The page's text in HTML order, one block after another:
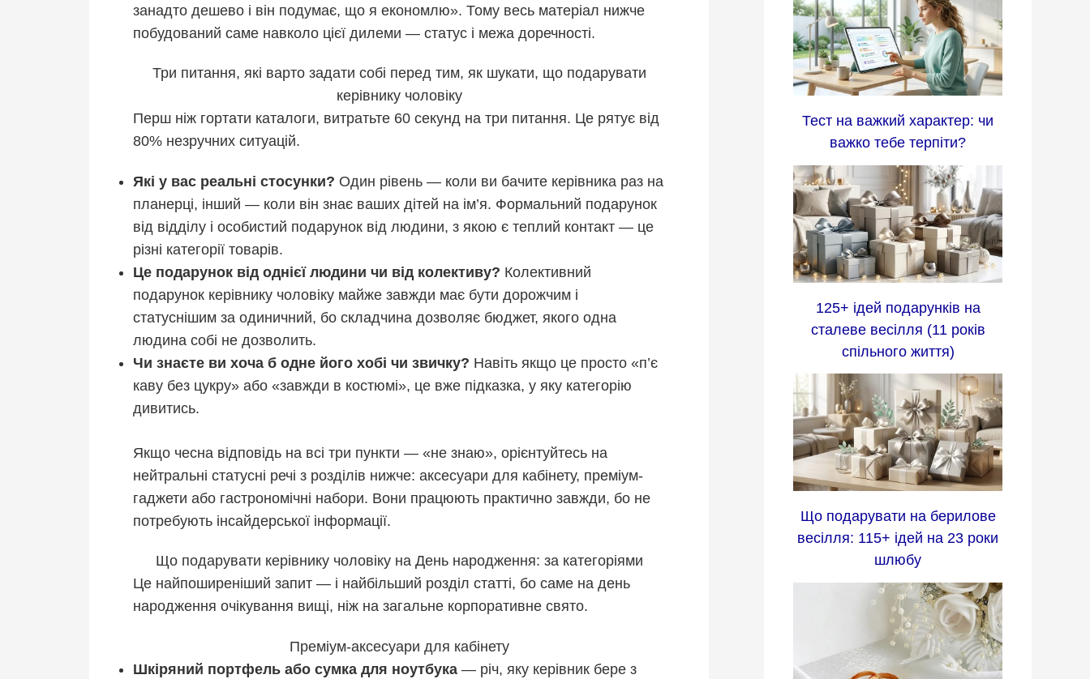
занадто дешево і він подумає, що я економлю». Тому весь матеріал нижче
побудований саме навколо цієї дилеми — статус і межа доречності.
Три питання, які варто задати собі перед тим, як шукати, що подарувати
керівнику чоловіку
Перш ніж гортати каталоги, витратьте 60 секунд на три питання. Це рятує від
80% незручних ситуацій.
Які у вас реальні стосунки? Один рівень — коли ви бачите керівника раз на
планерці, інший — коли він знає ваших дітей на ім’я. Формальний подарунок
від відділу і особистий подарунок від людини, з якою є теплий контакт — це
різні категорії товарів.
Це подарунок від однієї людини чи від колективу? Колективний
подарунок керівнику чоловіку майже завжди має бути дорожчим і
статуснішим за одиничний, бо складчина дозволяє бюджет, якого одна
людина собі не дозволить.
Чи знаєте ви хоча б одне його хобі чи звичку? Навіть якщо це просто «п’є
каву без цукру» або «завжди в костюмі», це вже підказка, у яку категорію
дивитись.
Якщо чесна відповідь на всі три пункти — «не знаю», орієнтуйтесь на
нейтральні статусні речі з розділів нижче: аксесуари для кабінету, преміум-
гаджети або гастрономічні набори. Вони працюють практично завжди, бо не
потребують інсайдерської інформації.
Що подарувати керівнику чоловіку на День народження: за категоріями
Це найпоширеніший запит — і найбільший розділ статті, бо саме на день
народження очікування вищі, ніж на загальне корпоративне свято.
Преміум-аксесуари для кабінету
Шкіряний портфель або сумка для ноутбука — річ, яку керівник бере з
Тест на важкий характер: чи
важко тебе терпіти?
125+ ідей подарунків на
сталеве весілля (11 років
спільного життя)
Що подарувати на берилове
весілля: 115+ ідей на 23 роки
шлюбу